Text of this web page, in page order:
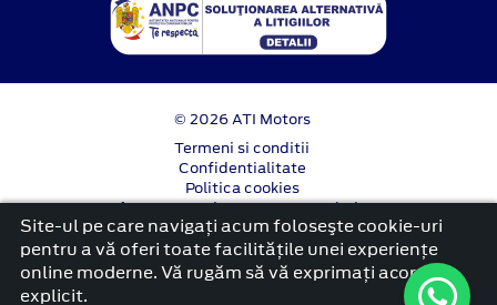
© 2026 ATI Motors
Termeni si conditii
Confidentialitate
Politica cookies
Anunț începere proiect ”PNRR. Fonduri pentru
România modernă și reformată”.
platformă dezvoltată de Workleto
Site-ul pe care navigați acum foloseşte cookie-uri
pentru a vă oferi toate facilitățile unei experiențe
online moderne. Vă rugăm să vă exprimați acordul
explicit.